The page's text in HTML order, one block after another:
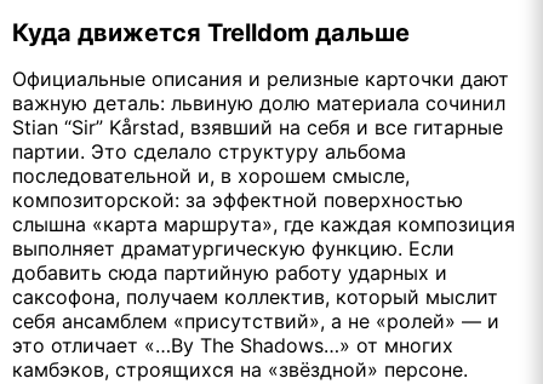
Куда движется Trelldom дальше
Официальные описания и релизные карточки дают
важную деталь: львиную долю материала сочинил
Stian “Sir” Kårstad, взявший на себя и все гитарные
партии. Это сделало структуру альбома
последовательной и, в хорошем смысле,
композиторской: за эффектной поверхностью
слышна «карта маршрута», где каждая композиция
выполняет драматургическую функцию. Если
добавить сюда партийную работу ударных и
саксофона, получаем коллектив, который мыслит
себя ансамблем «присутствий», а не «ролей» — и
это отличает «…By The Shadows…» от многих
камбэков, строящихся на «звёздной» персоне.